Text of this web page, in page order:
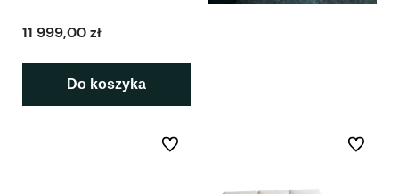
11 999,00 zł
Do koszyka
Do ulubionych Do